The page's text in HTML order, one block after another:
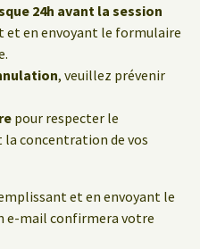
24h avant la session
et en envoyant le formulaire
, veuillez prévenir
pour respecter le
concentration de vos
et en envoyant le
e-mail confirmera votre